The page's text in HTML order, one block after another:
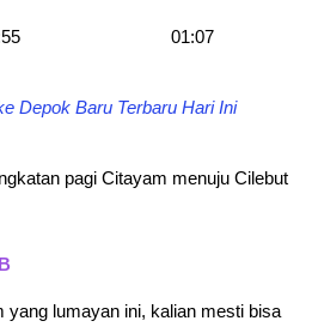
01:07
Depok Baru Terbaru Hari Ini
pagi Citayam menuju Cilebut
yang lumayan ini, kalian mesti bisa